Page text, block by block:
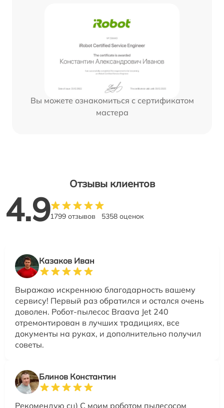
Вы можете ознакомиться с сертификатом
мастера
Отзывы клиентов
4.91799 отзывов 5358 оценок
Казаков Иван
Выражаю искреннюю благодарность вашему
сервису! Первый раз обратился и остался очень
доволен. Робот-пылесос Braava Jet 240
отремонтирован в лучших традициях, все
документы на руках, и дополнительно получил
советы.
Блинов Константин
Рекомендую сц) С моим роботом пылесосом